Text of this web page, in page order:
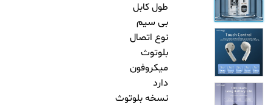
طول کابل
بی سیم
نوع اتصال
بلوتوث
میکروفون
دارد
نسخه بلوتوث